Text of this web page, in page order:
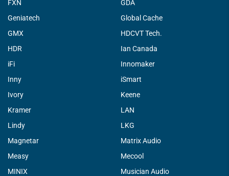
FXN
GDA
Geniatech
Global Cache
GMX
HDCVT Tech.
HDR
Ian Canada
iFi
Innomaker
Inny
iSmart
Ivory
Keene
Kramer
LAN
Lindy
LKG
Magnetar
Matrix Audio
Measy
Mecool
MINIX
Musician Audio